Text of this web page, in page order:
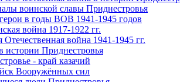
воинской славы Приднестровья
в годы ВОВ 1941-1945 годов
война 1917-1922 гг.
Отечественная война 1941-1945 гг.
истории Приднестровья
- край казачий
Вооружённых сил